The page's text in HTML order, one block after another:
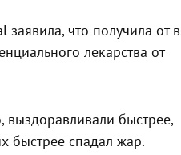
что получила от
лекарства от
выздоравливали быстрее,
быстрее спадал жар.